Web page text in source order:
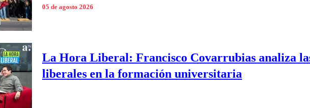
05 de agosto 2026
La Hora Liberal: Francisco Covarrubias analiza
liberales en la formación universitaria